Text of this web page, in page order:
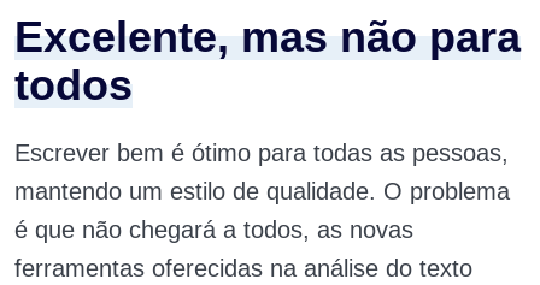
Excelente, mas não para
todos
Escrever bem é ótimo para todas as pessoas,
mantendo um estilo de qualidade. O problema
é que não chegará a todos, as novas
ferramentas oferecidas na análise do texto